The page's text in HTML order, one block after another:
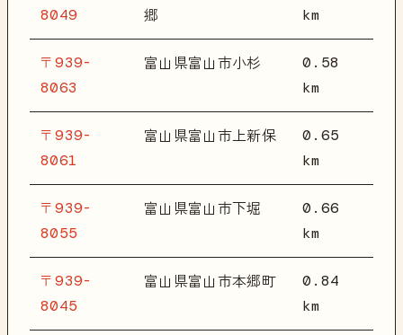
8049 郷 km
〒939-
8063
富山県富山市小杉
0.58
km
〒939-
8061
富山県富山市上新保
0.65
km
〒939-
8055
富山県富山市下堀
0.66
km
〒939-
8045
富山県富山市本郷町
0.84
km